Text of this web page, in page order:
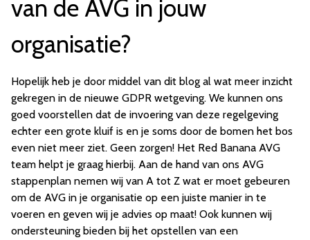
van de AVG in jouw
organisatie?
Hopelijk heb je door middel van dit blog al wat meer inzicht
gekregen in de nieuwe GDPR wetgeving. We kunnen ons
goed voorstellen dat de invoering van deze regelgeving
echter een grote kluif is en je soms door de bomen het bos
even niet meer ziet. Geen zorgen! Het Red Banana AVG
team helpt je graag hierbij. Aan de hand van ons AVG
stappenplan nemen wij van A tot Z wat er moet gebeuren
om de AVG in je organisatie op een juiste manier in te
voeren en geven wij je advies op maat! Ook kunnen wij
ondersteuning bieden bij het opstellen van een